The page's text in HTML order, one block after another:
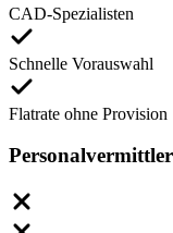
CAD-Spezialisten
Schnelle Vorauswahl
Flatrate ohne Provision
Personalvermittler